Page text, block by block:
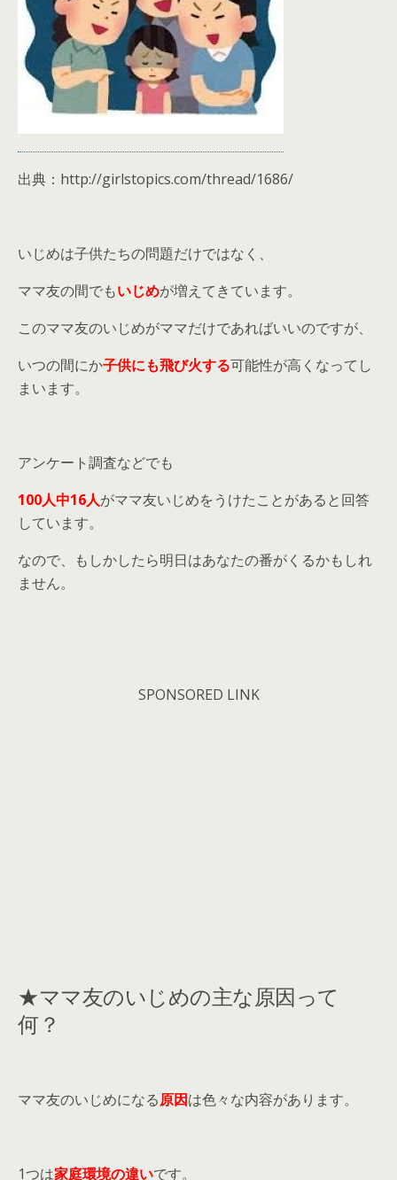
出典：http://girlstopics.com/thread/1686/
いじめは子供たちの問題だけではなく、
ママ友の間でもいじめが増えてきています。
このママ友のいじめがママだけであればいいのですが、
いつの間にか子供にも飛び火する可能性が高くなってし
まいます。
アンケート調査などでも
100人中16人がママ友いじめをうけたことがあると回答
しています。
なので、もしかしたら明日はあなたの番がくるかもしれ
ません。
SPONSORED LINK
★ママ友のいじめの主な原因って
何？
ママ友のいじめになる原因は色々な内容があります。
1つは家庭環境の違いです。